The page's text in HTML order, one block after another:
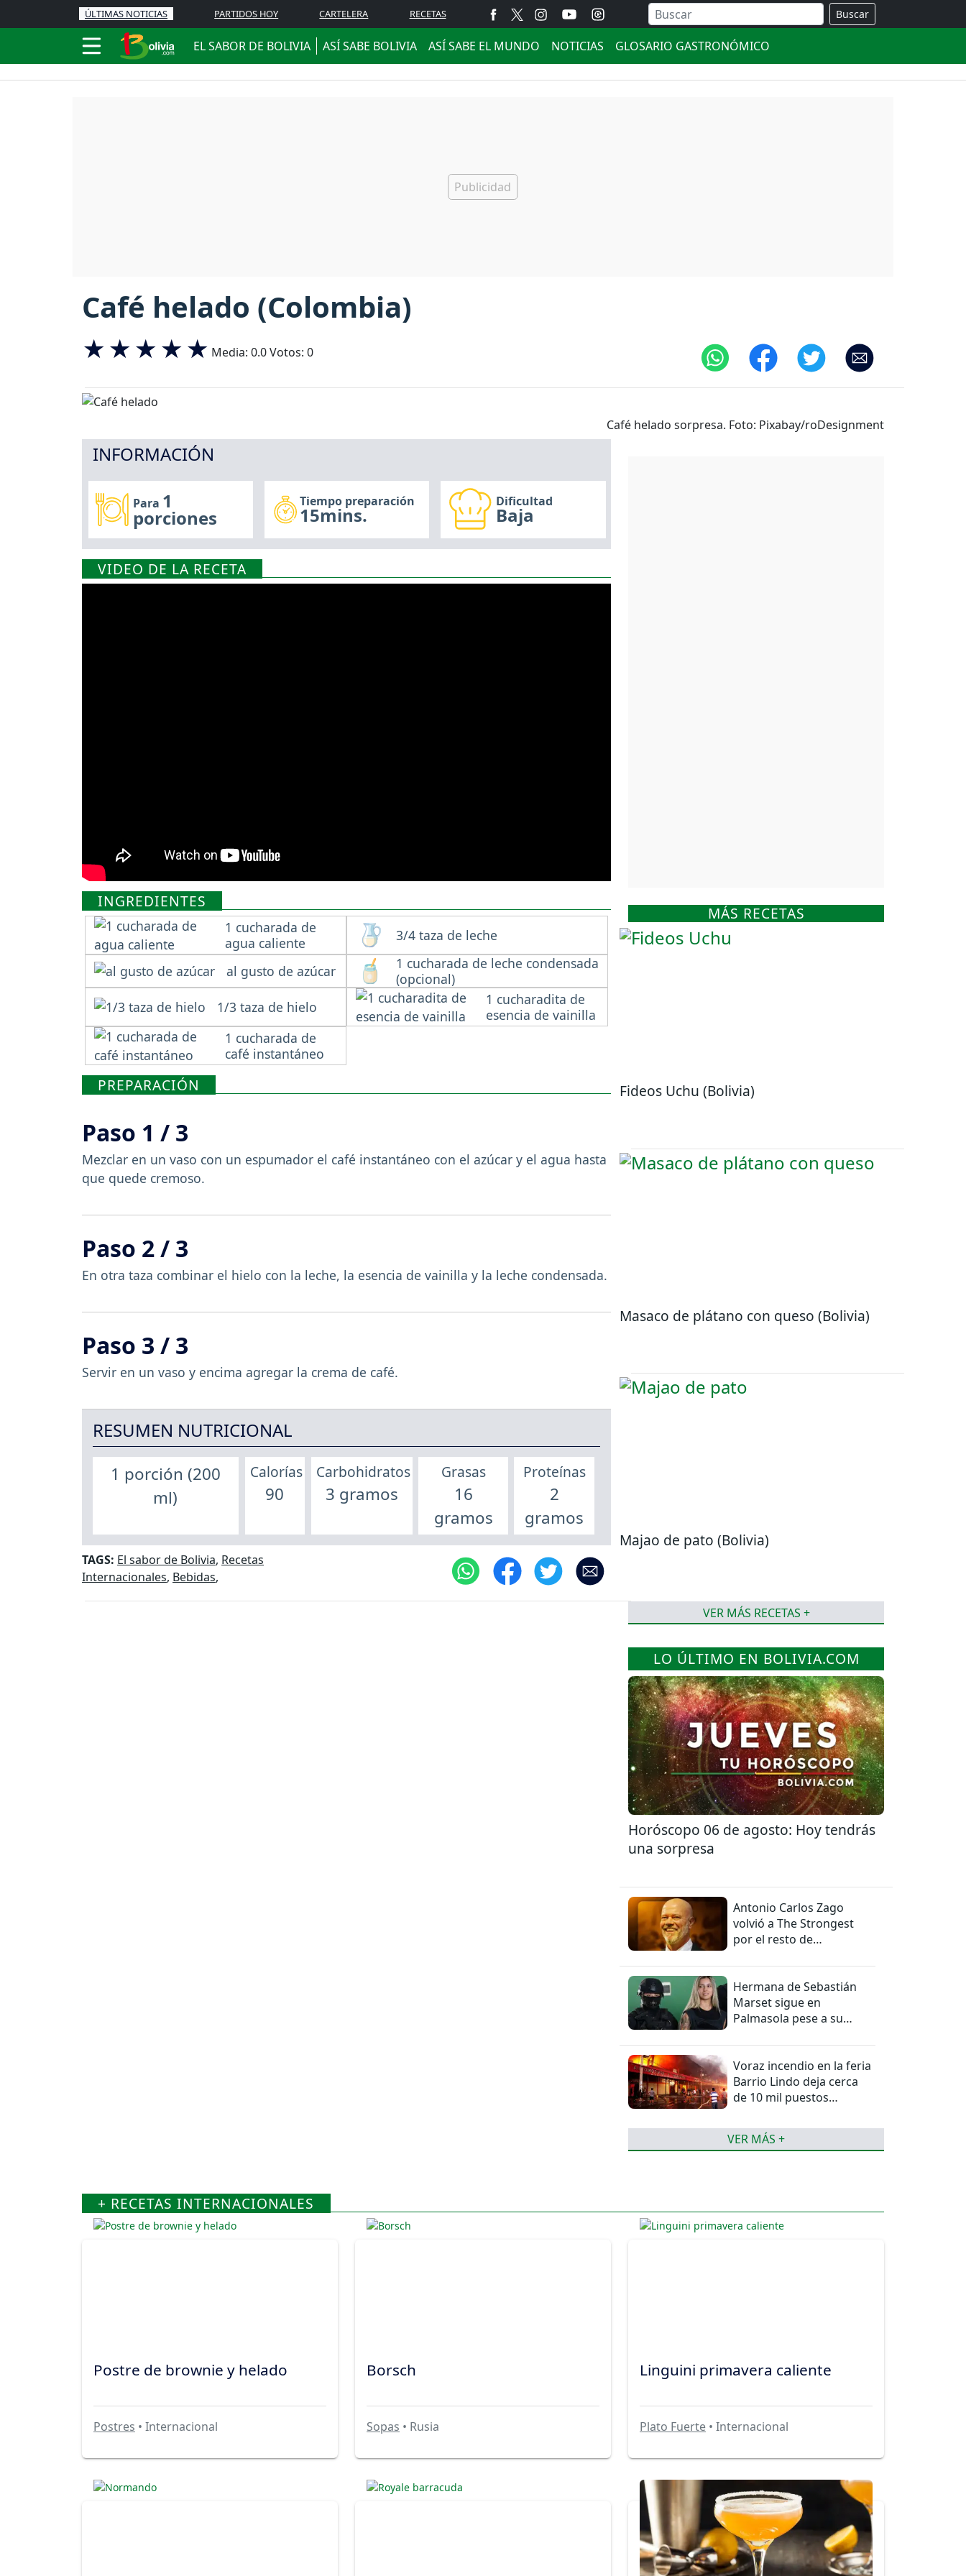
ÚLTIMAS NOTICIAS PARTIDOS HOY CARTELERA RECETAS Buscar
EL SABOR DE BOLIVIA ASÍ SABE BOLIVIA ASÍ SABE EL MUNDO NOTICIAS GLOSARIO GASTRONÓMICO
Café helado (Colombia)
Media: 0.0Votos: 0
Café helado sorpresa. Foto: Pixabay/roDesignment
INFORMACIÓN
Para 1
porciones
Tiempo preparación
15mins.
Dificultad
Baja
VIDEO DE LA RECETA
INGREDIENTES
1 cucharada de
agua caliente
3/4 taza de leche
al gusto de azúcar
1 cucharada de leche condensada
(opcional)
1/3 taza de hielo
1 cucharadita de
esencia de vainilla
1 cucharada de
café instantáneo
PREPARACIÓN
Paso 1 / 3
Mezclar en un vaso con un espumador el café instantáneo con el azúcar y el agua hasta
que quede cremoso.
Paso 2 / 3
En otra taza combinar el hielo con la leche, la esencia de vainilla y la leche condensada.
Paso 3 / 3
Servir en un vaso y encima agregar la crema de café.
RESUMEN NUTRICIONAL
1 porción (200
ml)
Calorías
90
Carbohidratos
3 gramos
Grasas
16
gramos
Proteínas
2
gramos
TAGS: El sabor de Bolivia, Recetas
Internacionales, Bebidas,
MÁS RECETAS
Fideos Uchu (Bolivia)
Masaco de plátano con queso (Bolivia)
Majao de pato (Bolivia)
VER MÁS RECETAS +
LO ÚLTIMO EN BOLIVIA.COM
Horóscopo 06 de agosto: Hoy tendrás
una sorpresa
Antonio Carlos Zago
volvió a The Strongest
por el resto de
Hermana de Sebastián
Marset sigue en
Palmasola pese a su
Voraz incendio en la feria
Barrio Lindo deja cerca
de 10 mil puestos
VER MÁS +
+ RECETAS INTERNACIONALES
Postre de brownie y helado
Postres • Internacional
Borsch
Sopas • Rusia
Linguini primavera caliente
Plato Fuerte • Internacional